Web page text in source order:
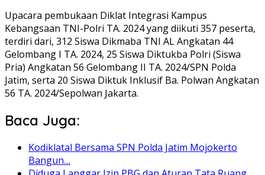
Upacara pembukaan Diklat Integrasi Kampus
Kebangsaan TNI-Polri TA. 2024 yang diikuti 357 peserta,
terdiri dari, 312 Siswa Dikmaba TNI AL Angkatan 44
Gelombang I TA. 2024, 25 Siswa Diktukba Polri (Siswa
Pria) Angkatan 56 Gelombang II TA. 2024/SPN Polda
Jatim, serta 20 Siswa Diktuk Inklusif Ba. Polwan Angkatan
56 TA. 2024/Sepolwan Jakarta.
Baca Juga:
Kodiklatal Bersama SPN Polda Jatim Mojokerto
Bangun…